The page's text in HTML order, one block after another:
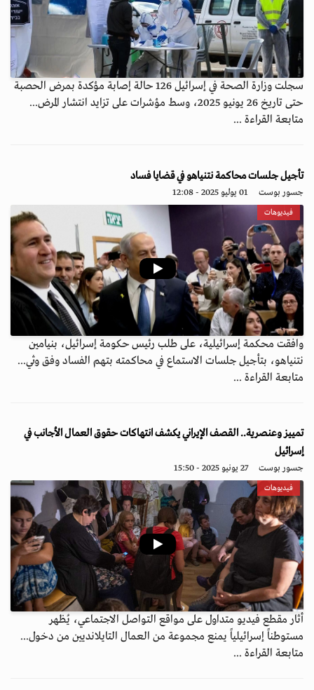
سجلت وزارة الصحة في إسرائيل 126 حالة إصابة مؤكدة بمرض الحصبة
حتى تاريخ 26 يونيو 2025، وسط مؤشرات على تزايد انتشار المرض...
متابعة القراءة ...
تأجيل جلسات محاكمة نتنياهو في قضايا فساد
جسور بوست 01 يوليو 2025 - 12:08
فيديوهات
وافقت محكمة إسرائيلية، على طلب رئيس حكومة إسرائيل، بنيامين
نتنياهو، بتأجيل جلسات الاستماع في محاكمته بتهم الفساد وفق وثي...
متابعة القراءة ...
تمييز وعنصرية.. القصف الإيراني يكشف انتهاكات حقوق العمال الأجانب في
إسرائيل
جسور بوست 27 يونيو 2025 - 15:50
فيديوهات
أثار مقطع فيديو متداول على مواقع التواصل الاجتماعي، يُظهر
مستوطناً إسرائيلياً يمنع مجموعة من العمال التايلانديين من دخول...
متابعة القراءة ...